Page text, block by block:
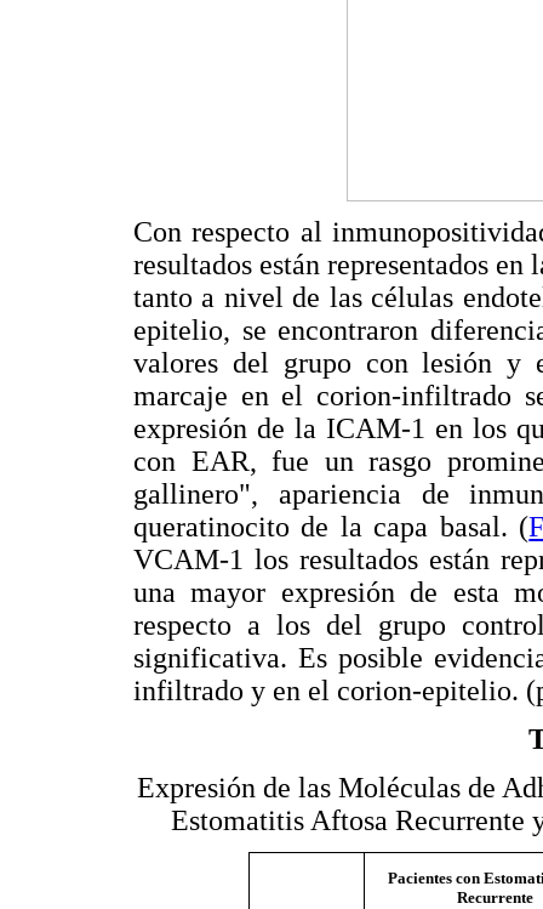
Con respecto al
resultados están representados en
tanto a nivel de las células
epitelio, se encontraron
valores del grupo con lesión y
marcaje en el corion-infiltrado
expresión de la ICAM-1 en los
con EAR, fue un rasgo
gallinero", apariencia de
queratinocito de la capa basal. (
VCAM-1 los resultados están
una mayor expresión de esta
respecto a los del grupo
significativa. Es posible
infiltrado y en el corion-epitelio.
Expresión de las Moléculas de
Estomatitis Aftosa Recurrente
Pacientes con
Recurrente